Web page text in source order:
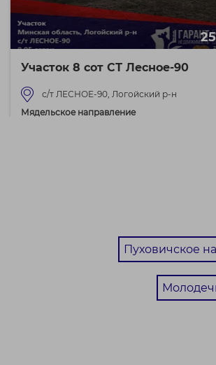
Участок 8 сот СТ Лесное-90
с/т ЛЕСНОЕ-90, Логойский р-н
Мядельское направление
Пуховичское